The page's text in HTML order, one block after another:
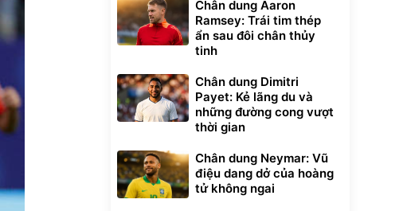
Chân dung Aaron
Ramsey: Trái tim thép
ẩn sau đôi chân thủy
tinh
Chân dung Dimitri
Payet: Kẻ lãng du và
những đường cong vượt
thời gian
Chân dung Neymar: Vũ
điệu dang dở của hoàng
tử không ngai